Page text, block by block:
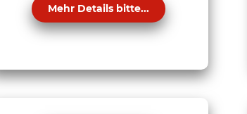
Mehr Details bitte...